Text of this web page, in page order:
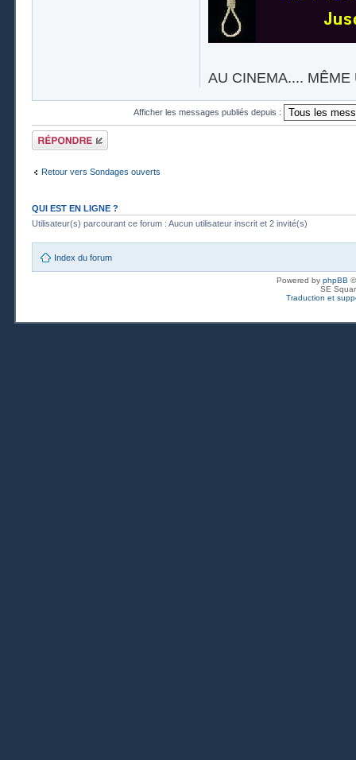
AU CINEMA.... MÊME
Afficher les messages publiés depuis :
Publier une
réponse
Retour vers Sondages ouverts
QUI EST EN LIGNE ?
Utilisateur(s) parcourant ce forum : Aucun utilisateur inscrit et 2 invité(s)
Index du forum
Powered by phpBB
SE
Traduction et